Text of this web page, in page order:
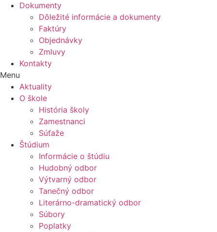
Dokumenty
Dôležité informácie a dokumenty
Faktúry
Objednávky
Zmluvy
Kontakty
Menu
Aktuality
O škole
História školy
Zamestnanci
Súťaže
Štúdium
Informácie o štúdiu
Hudobný odbor
Výtvarný odbor
Tanečný odbor
Literárno-dramatický odbor
Súbory
Poplatky